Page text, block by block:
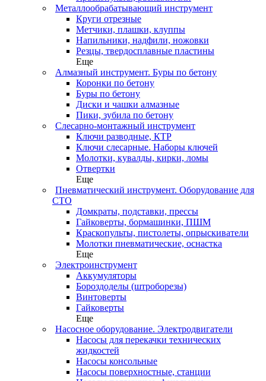
Металлообрабатывающий инструмент
Круги отрезные
Метчики, плашки, клуппы
Напильники, надфили, ножовки
Резцы, твердосплавные пластины
Еще
Алмазный инструмент. Буры по бетону
Коронки по бетону
Буры по бетону
Диски и чашки алмазные
Пики, зубила по бетону
Слесарно-монтажный инструмент
Ключи разводные, КТР
Ключи слесарные. Наборы ключей
Молотки, кувалды, кирки, ломы
Отвертки
Еще
Пневматический инструмент. Оборудование для
СТО
Домкраты, подставки, прессы
Гайковерты, бормашинки, ПШМ
Краскопульты, пистолеты, опрыскиватели
Молотки пневматические, оснастка
Еще
Электроинструмент
Аккумуляторы
Бороздоделы (штроборезы)
Винтоверты
Гайковерты
Еще
Насосное оборудование. Электродвигатели
Насосы для перекачки технических
жидкостей
Насосы консольные
Насосы поверхностные, станции